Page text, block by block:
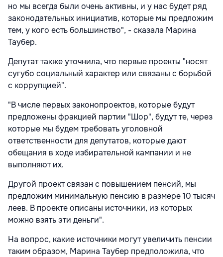
но мы всегда были очень активны, и у нас будет ряд
законодательных инициатив, которые мы предложим
тем, у кого есть большинство", - сказала Марина
Таубер.
Депутат также уточнила, что первые проекты "носят
сугубо социальный характер или связаны с борьбой
с коррупцией".
"В числе первых законопроектов, которые будут
предложены фракцией партии "Шор", будут те, через
которые мы будем требовать уголовной
ответственности для депутатов, которые дают
обещания в ходе избирательной кампании и не
выполняют их.
Другой проект связан с повышением пенсий, мы
предложим минимальную пенсию в размере 10 тысяч
леев. В проекте описаны источники, из которых
можно взять эти деньги".
На вопрос, какие источники могут увеличить пенсии
таким образом, Марина Таубер предположила, что